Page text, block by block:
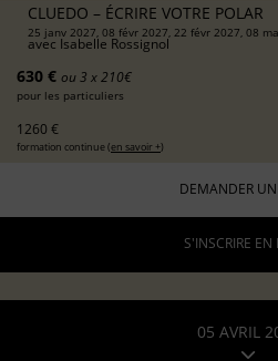
CLUEDO – ÉCRIRE VOTRE POLAR
25 janv 2027, 08 févr 2027, 22 févr 2027, 08
avec Isabelle Rossignol
630 € ou 3 x 210€
pour les particuliers
1260 €
formation continue (en savoir +)
DEMANDER
S'INSCRIRE EN
05 AVRIL